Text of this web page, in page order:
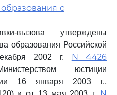
с
вызова утверждены
образования Российской
2002 г. N 4426
юстиции
16 января 2003 г.,